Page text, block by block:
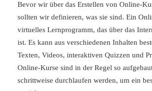
Bevor wir über das Erstellen von Online-
sollten wir definieren, was sie sind. Ein
virtuelles Lernprogramm, das über das
ist. Es kann aus verschiedenen Inhalten
Texten, Videos, interaktiven Quizzen und
Online-Kurse sind in der Regel so
schrittweise durchlaufen werden, um ein